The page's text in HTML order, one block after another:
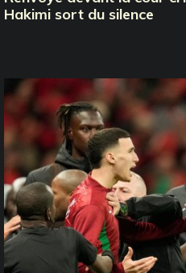
Hakimi sort du silence